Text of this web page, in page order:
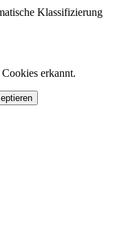
Klassifizierung
erkannt.